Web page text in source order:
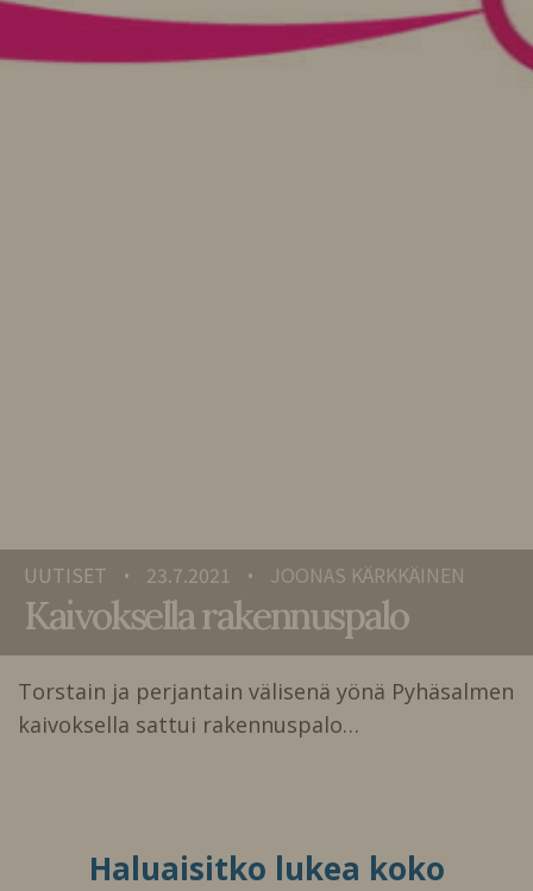
UUTISET • 23.7.2021 • JOONAS KÄRKKÄINEN
Kaivoksella rakennuspalo
Torstain ja perjantain välisenä yönä Pyhäsalmen
kaivoksella sattui rakennuspalo…
Haluaisitko lukea koko